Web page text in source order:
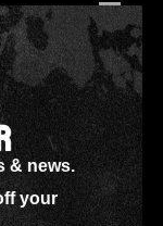
& news.
your